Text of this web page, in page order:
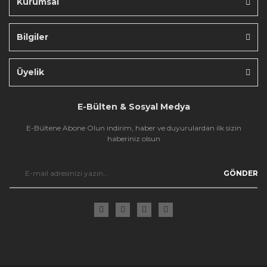
Bilgiler
Üyelik
E-Bülten & Sosyal Medya
E-Bültene Abone Olun indirim, haber ve duyurulardan ilk sizin
haberiniz olsun
GÖNDER